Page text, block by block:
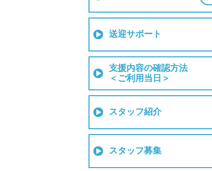
送迎サポート
支援内容の確認方法
＜ご利用当日＞
スタッフ紹介
スタッフ募集